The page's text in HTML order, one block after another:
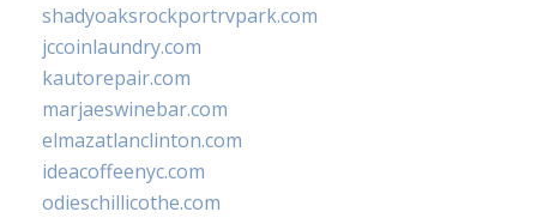
shadyoaksrockportrvpark.com
jccoinlaundry.com
kautorepair.com
marjaeswinebar.com
elmazatlanclinton.com
ideacoffeenyc.com
odieschillicothe.com